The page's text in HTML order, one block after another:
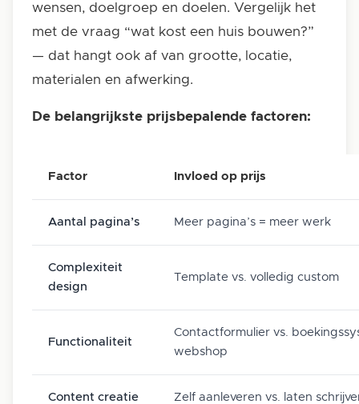
wensen, doelgroep en doelen. Vergelijk het
met de vraag “wat kost een huis bouwen?”
— dat hangt ook af van grootte, locatie,
materialen en afwerking.
De belangrijkste prijsbepalende factoren:
Factor Invloed op prijs
Aantal pagina’s Meer pagina’s = meer werk
Complexiteit
design
Template vs. volledig custom
Functionaliteit
Contactformulier vs.
webshop
Content creatie Zelf aanleveren vs. laten